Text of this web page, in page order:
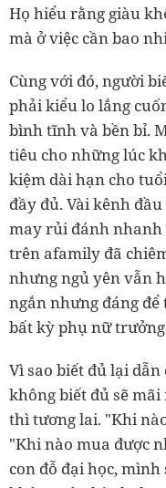
Họ hiểu rằng giàu
mà ở việc cần bao
Cùng với đó, người
phải kiểu lo lắng
bình tĩnh và bền bỉ.
tiêu cho những lúc
kiệm dài hạn cho
đầy đủ. Vài kênh
may rủi đánh
trên afamily đã
nhưng ngủ yên vẫn
ngắn nhưng đáng
bất kỳ phụ nữ
Vì sao biết đủ lại
không biết đủ sẽ
thì tương lai. "Khi
"Khi nào mua được
con đỗ đại học,